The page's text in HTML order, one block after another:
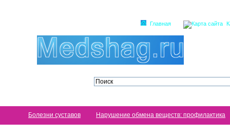
Главная
Болезни суставов Нарушение обмена веществ: профилактика